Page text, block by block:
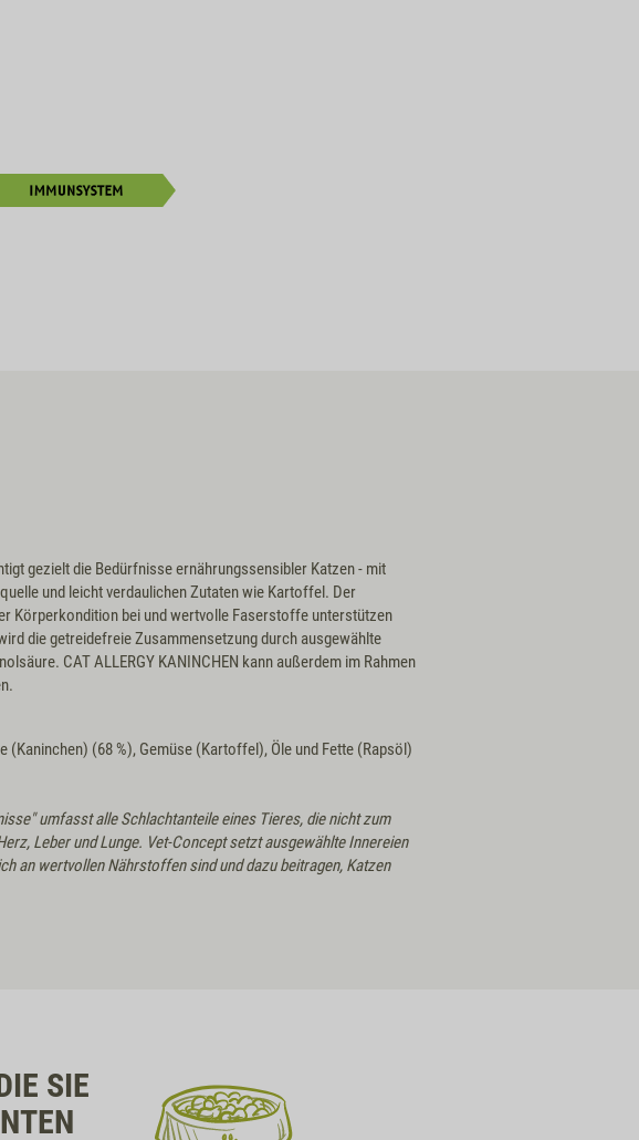
gezielt die Bedürfnisse ernährungssensibler Katzen - mit
und leicht verdaulichen Zutaten wie Kartoffel. Der
Körperkondition bei und wertvolle Faserstoffe unterstützen
die getreidefreie Zusammensetzung durch ausgewählte
CAT ALLERGY KANINCHEN kann außerdem im Rahmen
(Kaninchen) (68 %), Gemüse (Kartoffel), Öle und Fette (Rapsöl)
umfasst alle Schlachtanteile eines Tieres, die nicht zum
Leber und Lunge. Vet-Concept setzt ausgewählte Innereien
an wertvollen Nährstoffen sind und dazu beitragen, Katzen
SIE